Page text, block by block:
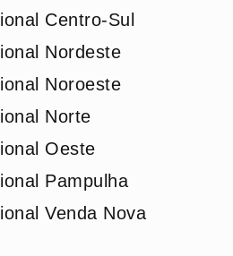
Centro-Sul
Nordeste
Noroeste
Norte
Oeste
Pampulha
Venda Nova